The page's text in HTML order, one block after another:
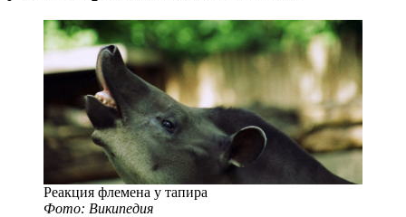
Реакция флемена у тапира
Фото: Википедия